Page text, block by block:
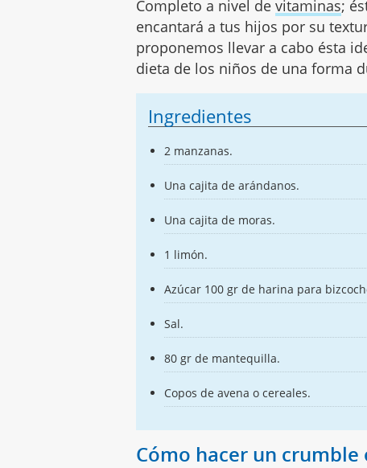
Completo a nivel devitaminas;
encantará a tus hijos por su
proponemos llevar a cabo ésta
dieta de los niños de una forma
Ingredientes
2 manzanas.
Una cajita de arándanos.
Una cajita de moras.
1 limón.
Azúcar 100 gr de harina para
Sal.
80 gr de mantequilla.
Copos de avena o cereales.
Cómo hacer un